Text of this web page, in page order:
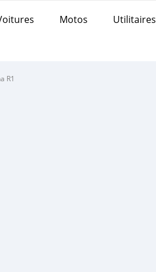
Motos Utilitaires
R1